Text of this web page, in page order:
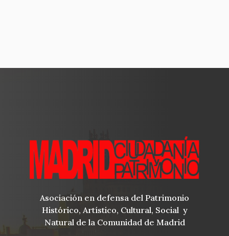
Asociación en defensa del Patrimonio
Histórico, Artístico, Cultural, Social y
Natural de la Comunidad de Madrid